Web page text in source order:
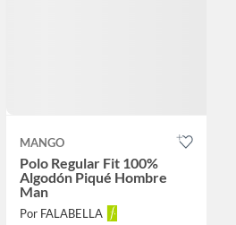
MANGO
Polo Regular Fit 100%
Algodón Piqué Hombre
Man
Por FALABELLA